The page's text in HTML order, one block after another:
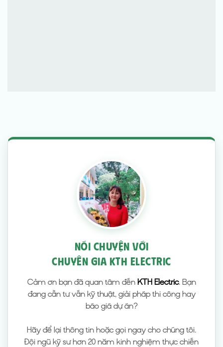
NÓI CHUYỆN VỚI
CHUYÊN GIA KTH ELECTRIC
Cảm ơn bạn đã quan tâm đến KTH Electric. Bạn
đang cần tư vấn kỹ thuật, giải pháp thi công hay
báo giá dự án?
Hãy để lại thông tin hoặc gọi ngay cho chúng tôi.
Đội ngũ kỹ sư hơn 20 năm kinh nghiệm thực chiến